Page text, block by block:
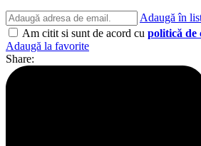
Adaugă în
Am citit si sunt de acord cu politică de
Adaugă la favorite
Share: